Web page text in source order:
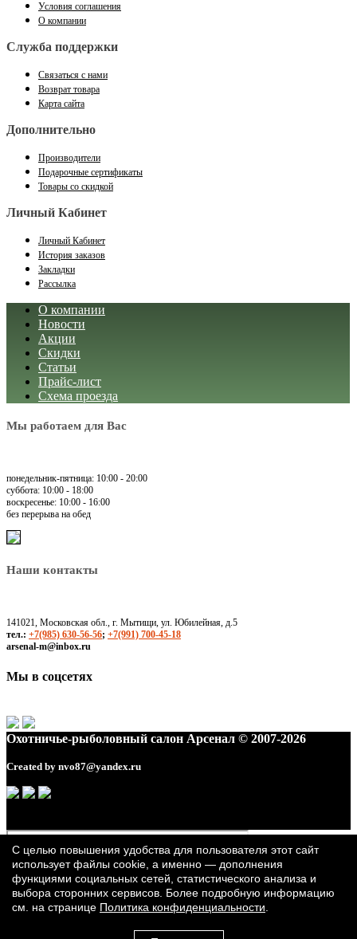
Условия соглашения
О компании
Служба поддержки
Связаться с нами
Возврат товара
Карта сайта
Дополнительно
Производители
Подарочные сертификаты
Товары со скидкой
Личный Кабинет
Личный Кабинет
История заказов
Закладки
Рассылка
О компании
Новости
Акции
Скидки
Статьи
Прайс-лист
Схема проезда
Мы работаем для Вас
понедельник-пятница: 10:00 - 20:00
суббота: 10:00 - 18:00
воскресенье: 10:00 - 16:00
без перерыва на обед
Наши контакты
141021, Московская обл., г. Мытищи, ул. Юбилейная, д.5
тел.: +7(985) 630-56-56; +7(991) 700-45-18
arsenal-m@inbox.ru
Мы в соцсетях
Охотничье-рыболовный салон Арсенал © 2007-2026
Created by nvo87@yandex.ru
С целью повышения удобства для пользователя этот сайт
использует файлы cookie, а именно — дополнения
функциями социальных сетей, статистического анализа и
выбора сторонних сервисов. Более подробную информацию
см. на странице Политика конфиденциальности